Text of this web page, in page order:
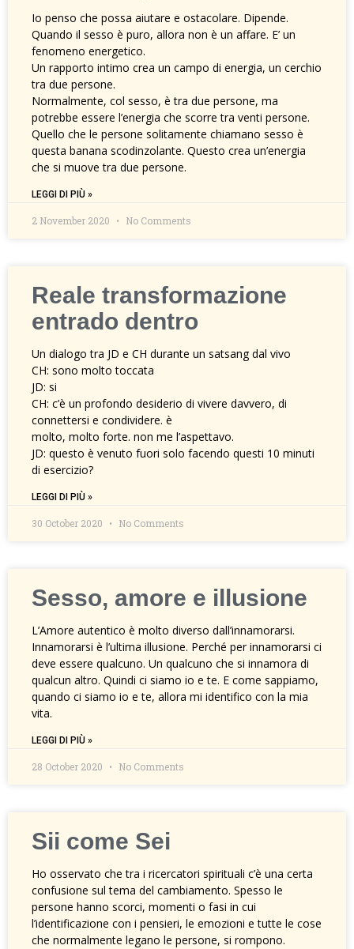
Io penso che possa aiutare e ostacolare. Dipende.
Quando il sesso è puro, allora non è un affare. E’ un
fenomeno energetico.
Un rapporto intimo crea un campo di energia, un cerchio
tra due persone.
Normalmente, col sesso, è tra due persone, ma
potrebbe essere l’energia che scorre tra venti persone.
Quello che le persone solitamente chiamano sesso è
questa banana scodinzolante. Questo crea un’energia
che si muove tra due persone.
LEGGI DI PIÙ »
2 November 2020 No Comments
Reale transformazione
entrado dentro
Un dialogo tra JD e CH durante un satsang dal vivo
CH: sono molto toccata
JD: si
CH: c’è un profondo desiderio di vivere davvero, di
connettersi e condividere. è
molto, molto forte. non me l’aspettavo.
JD: questo è venuto fuori solo facendo questi 10 minuti
di esercizio?
LEGGI DI PIÙ »
30 October 2020 No Comments
Sesso, amore e illusione
L’Amore autentico è molto diverso dall’innamorarsi.
Innamorarsi è l’ultima illusione. Perché per innamorarsi ci
deve essere qualcuno. Un qualcuno che si innamora di
qualcun altro. Quindi ci siamo io e te. E come sappiamo,
quando ci siamo io e te, allora mi identifico con la mia
vita.
LEGGI DI PIÙ »
28 October 2020 No Comments
Sii come Sei
Ho osservato che tra i ricercatori spirituali c’è una certa
confusione sul tema del cambiamento. Spesso le
persone hanno scorci, momenti o fasi in cui
l’identificazione con i pensieri, le emozioni e tutte le cose
che normalmente legano le persone, si rompono.